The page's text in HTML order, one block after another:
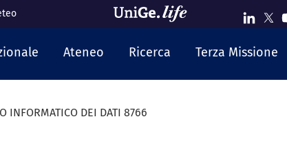
Ateneo Ricerca Terza Missione
INFORMATICO DEI DATI 8766